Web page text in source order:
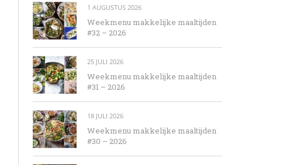
1 AUGUSTUS 2026
Weekmenu makkelijke maaltijden
#32 – 2026
25 JULI 2026
Weekmenu makkelijke maaltijden
#31 – 2026
18 JULI 2026
Weekmenu makkelijke maaltijden
#30 – 2026